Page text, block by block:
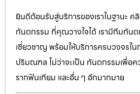
ยินดีต้อนรับสู่บริการของเราในฐานะ
ทันตกรรม ที่คุณวางใจได้ เรามีทีมทัน
เชี่ยวชาญ พร้อมให้บริการครบวงจรใน
ปริมณฑล ไม่ว่าจะเป็น ทันตกรรมเพื่อ
รากฟันเทียม และอื่น ๆ อีกมากมาย